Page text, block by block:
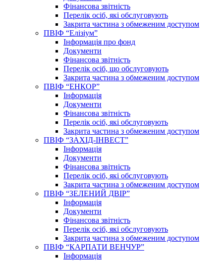
Фінансова звітність
Перелік осіб, які обслуговують
Закрита частина з обмеженим доступом
ПВІФ “Елізіум”
Інформація про фонд
Документи
Фінансова звітність
Перелік осіб, що обслуговують
Закрита частина з обмеженим доступом
ПВІФ “ЕНКОР”
Інформація
Документи
Фінансова звітність
Перелік осіб, які обслуговують
Закрита частина з обмеженим доступом
ПВІФ “ЗАХІД-ІНВЕСТ”
Інформація
Документи
Фінансова звітність
Перелік осіб, які обслуговують
Закрита частина з обмеженим доступом
ПВІФ “ЗЕЛЕНИЙ ДВІР”
Інформація
Документи
Фінансова звітність
Перелік осіб, які обслуговують
Закрита частина з обмеженим доступом
ПВІФ “КАРПАТИ ВЕНЧУР”
Інформація